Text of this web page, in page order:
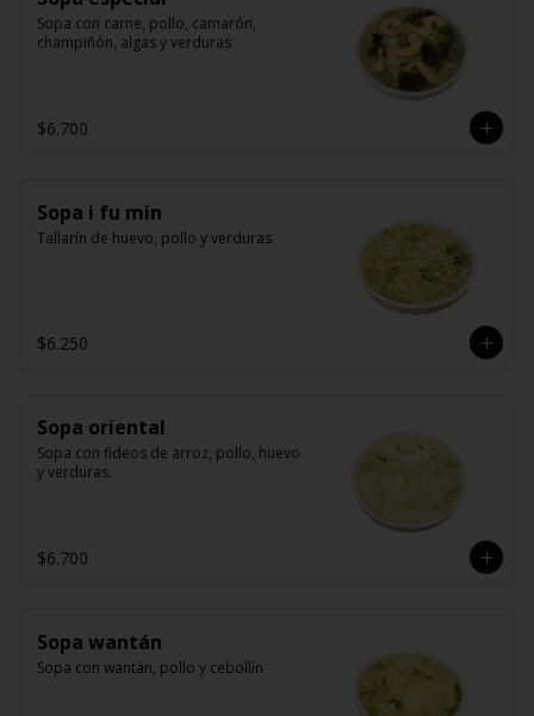
Sopa con carne, pollo, camarón,
champiñón, algas y verduras
$6.700
Sopa i fu min
Tallarín de huevo, pollo y verduras
$6.250
Sopa oriental
Sopa con fideos de arroz, pollo, huevo
y verduras.
$6.700
Sopa wantán
Sopa con wantán, pollo y cebollín